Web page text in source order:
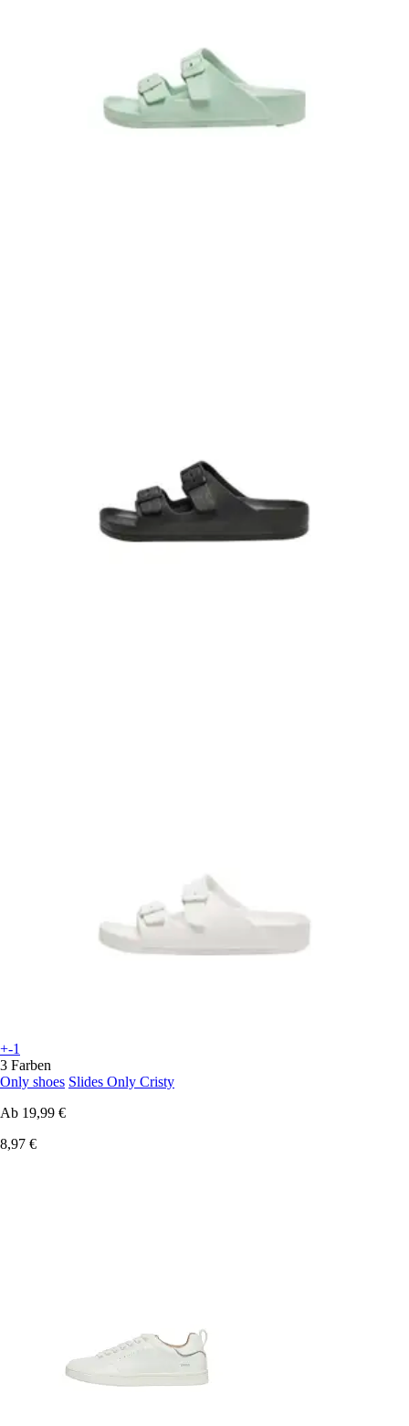
+-1
3 Farben
Only shoes Slides Only Cristy
Ab 19,99 €
8,97 €